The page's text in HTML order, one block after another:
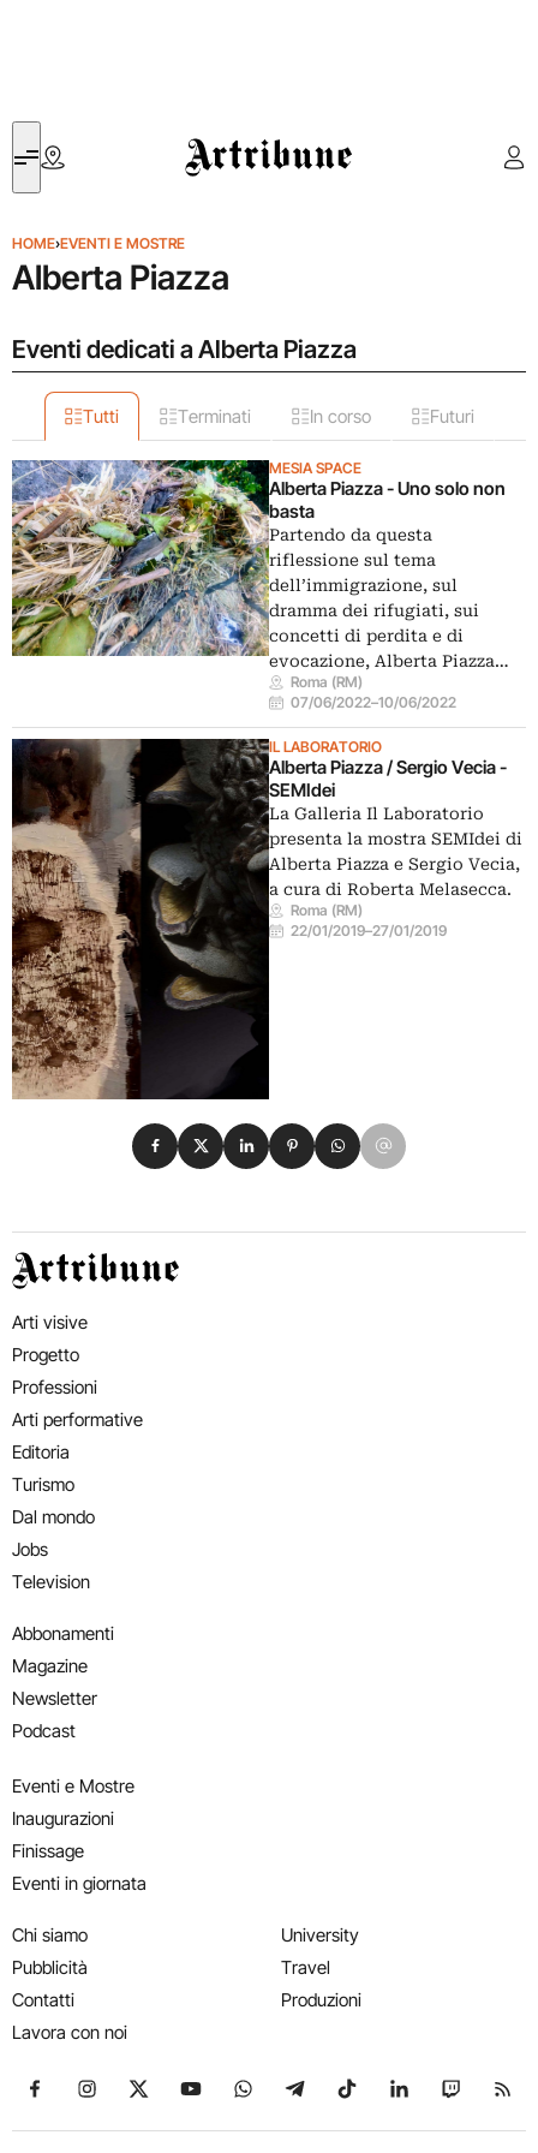
Artribune
HOME›EVENTI E MOSTRE
Alberta Piazza
Eventi dedicati a Alberta Piazza
Tutti Terminati In corso Futuri
MESIA SPACE
Alberta Piazza - Uno solo non
basta
Partendo da questa
riflessione sul tema
dell’immigrazione, sul
dramma dei rifugiati, sui
concetti di perdita e di
evocazione, Alberta Piazza…
Roma (RM)
07/06/2022–10/06/2022
IL LABORATORIO
Alberta Piazza / Sergio Vecia -
SEMIdei
La Galleria Il Laboratorio
presenta la mostra SEMIdei di
Alberta Piazza e Sergio Vecia,
a cura di Roberta Melasecca.
Roma (RM)
22/01/2019–27/01/2019
Condividi su Facebook
Condividi su X
Condividi su LinkedIn
Condividi su Pinterest
Condividi su WhatsApp
Condividi su Email
Artribune
Arti visive
Progetto
Professioni
Arti performative
Editoria
Turismo
Dal mondo
Jobs
Television
Abbonamenti
Magazine
Newsletter
Podcast
Eventi e Mostre
Inaugurazioni
Finissage
Eventi in giornata
Chi siamo
Pubblicità
Contatti
Lavora con noi
University
Travel
Produzioni
Seguici su Facebook
Seguici su Instagram
Seguici su X
Seguici su YouTube
Seguici su WhatsApp
Seguici su Telegram
Seguici su TikTok
Seguici su
Seguici